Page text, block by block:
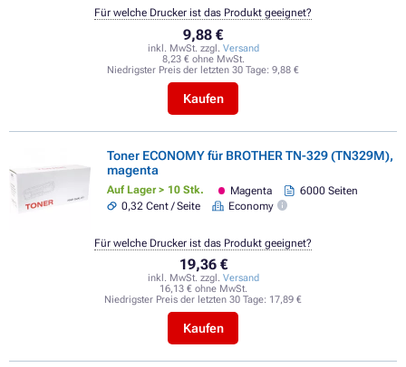
9,88 €
inkl. MwSt. zzgl. Versand
8,23 € ohne MwSt.
Niedrigster Preis der letzten 30 Tage: 9,88 €
Kaufen
Für welche Drucker ist das Produkt geeignet?
Toner ECONOMY für BROTHER TN-329 (TN329M),
magenta
Auf Lager > 10 Stk. Magenta
6000 Seiten
0,32 Cent / Seite
Economy
19,36 €
inkl. MwSt. zzgl. Versand
16,13 € ohne MwSt.
Niedrigster Preis der letzten 30 Tage: 17,89 €
Kaufen
Für welche Drucker ist das Produkt geeignet?